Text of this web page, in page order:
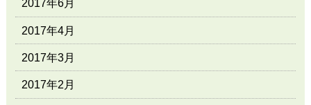
2017年6月
2017年4月
2017年3月
2017年2月